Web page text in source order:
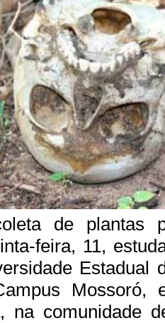
de plantas
feira, 11,
Estadual
Mossoró,
na comunidade